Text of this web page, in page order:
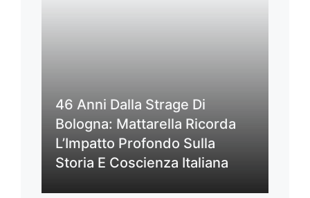
46 Anni Dalla Strage Di
Bologna: Mattarella Ricorda
L’Impatto Profondo Sulla
Storia E Coscienza Italiana